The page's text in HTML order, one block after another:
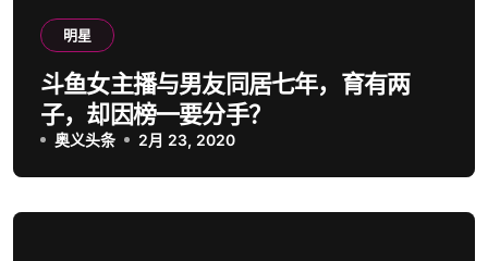
明星
斗鱼女主播与男友同居七年，育有两
子，却因榜一要分手？
奥义头条 2月 23, 2020